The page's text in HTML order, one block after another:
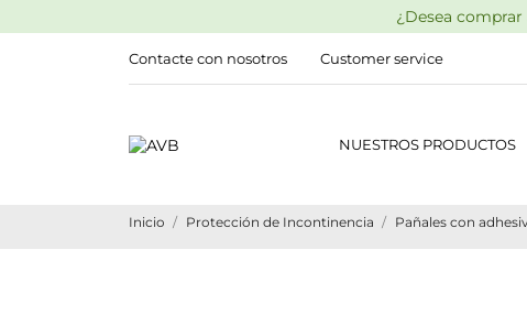
¿Desea
Contacte con nosotros Customer service
NUESTROS PRODUCTOS
Inicio Protección de Incontinencia Pañales con